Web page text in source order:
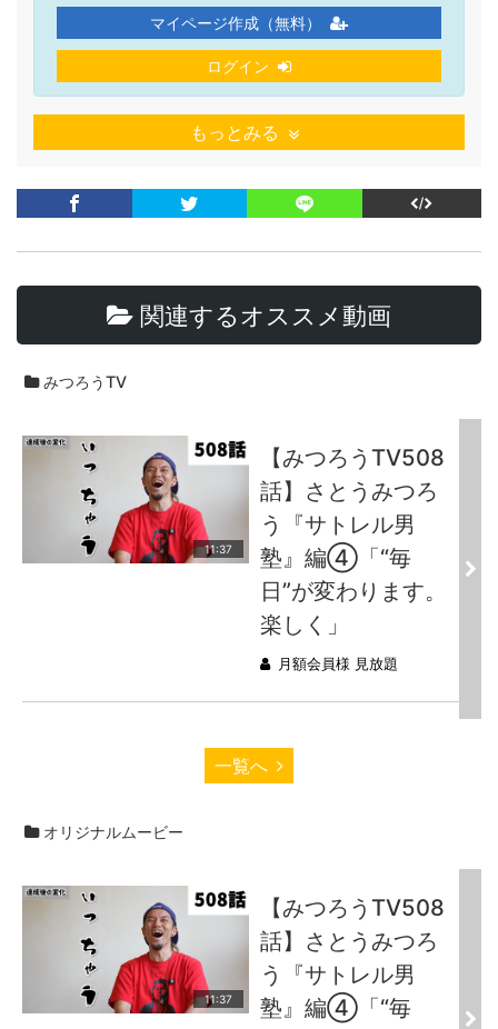
マイページ作成（無料）
ログイン
もっとみる
関連するオススメ動画
みつろうTV
11:37
【みつろうTV508
話】さとうみつろ
う『サトレル男
塾』編④「“毎
日”が変わります。
楽しく」
月額会員様 見放題
一覧へ
オリジナルムービー
11:37
【みつろうTV508
話】さとうみつろ
う『サトレル男
塾』編④「“毎